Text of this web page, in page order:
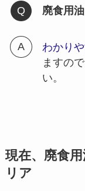
廃食用
わかり
ますので
い。
現在、廃食
リア